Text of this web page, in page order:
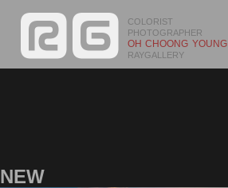
COLORIST
PHOTOGRAPHER
OH CHOONG YOUNG
RAYGALLERY
NEW